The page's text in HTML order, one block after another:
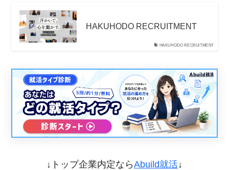
HAKUHODO RECRUITMENT
HAKUHODO RECRUITMENT
↓トップ企業内定ならAbuild就活↓